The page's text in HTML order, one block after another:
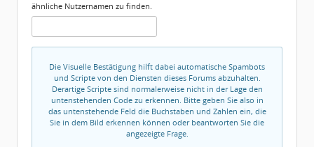
ähnliche Nutzernamen zu finden.
Die Visuelle Bestätigung hilft dabei automatische Spambots
und Scripte von den Diensten dieses Forums abzuhalten.
Derartige Scripte sind normalerweise nicht in der Lage den
untenstehenden Code zu erkennen. Bitte geben Sie also in
das untenstehende Feld die Buchstaben und Zahlen ein, die
Sie in dem Bild erkennen können oder beantworten Sie die
angezeigte Frage.